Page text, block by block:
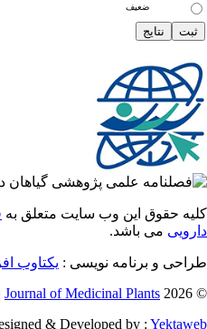
ضعیف
حقوق این وب سایت متعلق به
می باشد.
و برنامه نویسی :یکتاوب
Journal of Medicinal Plants
Designed & Developed by :